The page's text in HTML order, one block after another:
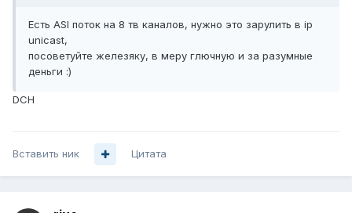
Есть ASI поток на 8 тв каналов, нужно это зарулить в ip
unicast,
посоветуйте железяку, в меру глючную и за разумные
деньги :)
DCH
Вставить ник Цитата